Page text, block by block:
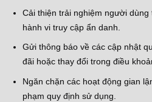
Cải thiện trải nghiệm người
hành vi truy cập ẩn danh.
Gửi thông báo về các cập nhật
đãi hoặc thay đổi trong điều
Ngăn chặn các hoạt động gian
phạm quy định sử dụng.